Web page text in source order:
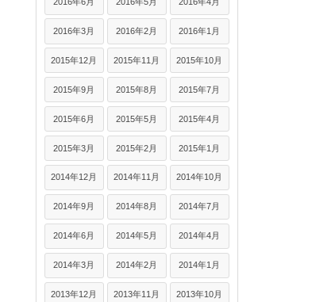
2016年3月 2016年2月 2016年1月
2015年12月 2015年11月 2015年10月
2015年9月 2015年8月 2015年7月
2015年6月 2015年5月 2015年4月
2015年3月 2015年2月 2015年1月
2014年12月 2014年11月 2014年10月
2014年9月 2014年8月 2014年7月
2014年6月 2014年5月 2014年4月
2014年3月 2014年2月 2014年1月
2013年12月 2013年11月 2013年10月